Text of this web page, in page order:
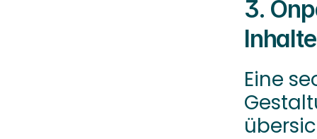
3.
Inhalte
Eine